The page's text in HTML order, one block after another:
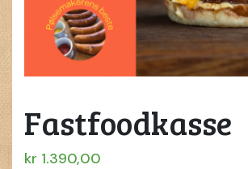
Fastfoodkasse
kr 1.390,00